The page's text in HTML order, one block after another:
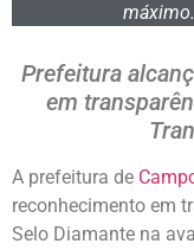
Prefeitura
em
A prefeitura de
reconhecimento em
Selo Diamante na